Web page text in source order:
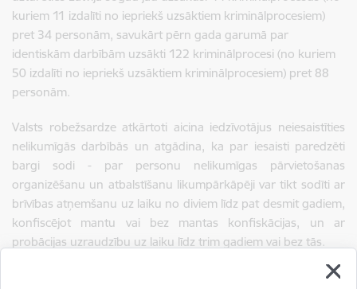
kuriem 11 izdalīti no iepriekš uzsāktiem kriminālprocesiem)
pret 34 personām, savukārt pērn gada garumā par
identiskām darbībām uzsākti 122 kriminālprocesi (no kuriem
50 izdalīti no iepriekš uzsāktiem kriminālprocesiem) pret 88
personām.
Valsts robežsardze atkārtoti aicina iedzīvotājus neiesaistīties
nelikumīgās darbībās un atgādina, ka par iesaisti paredzēti
bargi sodi - par personu nelikumīgas pārvietošanas
organizēšanu un atbalstīšanu likumpārkāpēji var tikt sodīti ar
brīvības atņemšanu uz laiku no diviem līdz pat desmit gadiem,
konfiscējot mantu vai bez mantas konfiskācijas, un ar
probācijas uzraudzību uz laiku līdz trim gadiem vai bez tās.